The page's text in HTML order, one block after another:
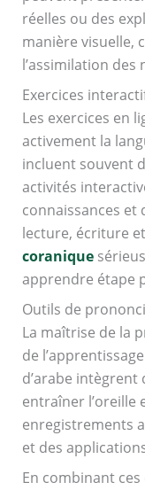
réelles ou des
manière visuelle,
l’assimilation des
Exercices
Les exercices en
activement la
incluent souvent
activités
connaissances et
lecture, écriture
coranique
apprendre étape
Outils de
La maîtrise de la
de
d’arabe
entraîner l’oreille
enregistrements
et des
En combinant